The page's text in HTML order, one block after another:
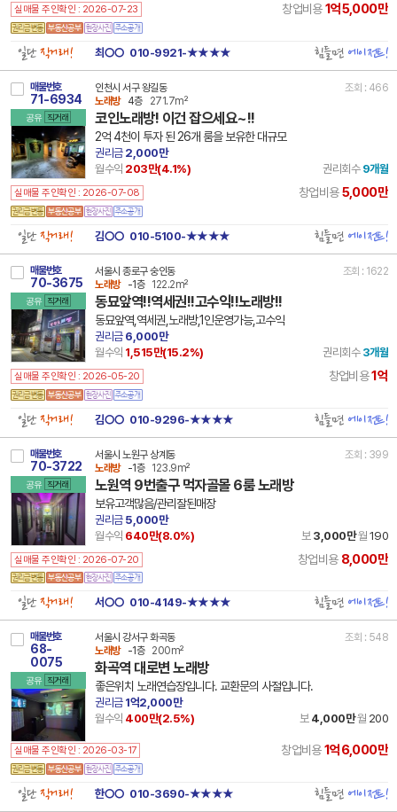
실매물 주인확인 : 2026-07-23 창업비용1억5,000만
일단직거래! 최○○ 010-9921-★★★★ 힘들면에이전트!
매물번호
71-6934
공유 직거래
인천시 서구 왕길동
조회 : 466
노래방
4층 271.7m²
코인노래방! 이건 잡으세요~!!
2억 4천이 투자 된 26개 룸을 보유한 대규모
권리금2,000만
월수익 203만(4.1%) 권리회수 9개월
실매물 주인확인 : 2026-07-08 창업비용5,000만
일단직거래! 김○○ 010-5100-★★★★ 힘들면에이전트!
매물번호
70-3675
공유 직거래
서울시 종로구 숭인동
조회 : 1622
노래방
-1층 122.2m²
동묘앞역!!역세권!!고수익!!노래방!!
동묘앞역,역세권,노래방,1인운영가능,고수익
권리금6,000만
월수익 1,515만(15.2%) 권리회수 3개월
실매물 주인확인 : 2026-05-20 창업비용1억
일단직거래! 김○○ 010-9296-★★★★ 힘들면에이전트!
매물번호
70-3722
공유 직거래
서울시 노원구 상계동
조회 : 399
노래방
-1층 123.9m²
노원역 9번출구 먹자골몰 6룸 노래방
보유고객많음/관리잘된매장
권리금5,000만
월수익 640만(8.0%) 보 3,000만 월 190
실매물 주인확인 : 2026-07-20 창업비용 8,000만
일단직거래! 서○○ 010-4149-★★★★ 힘들면에이전트!
매물번호
68-
0075
공유 직거래
서울시 강서구 화곡동
조회 : 548
노래방
-1층 200m²
화곡역 대로변 노래방
좋은위치 노래연습장입니다. 교환문의 사절입니다.
권리금1억2,000만
월수익 400만(2.5%) 보4,000만 월 200
실매물 주인확인 : 2026-03-17 창업비용1억6,000만
일단직거래! 한○○ 010-3690-★★★★ 힘들면에이전트!